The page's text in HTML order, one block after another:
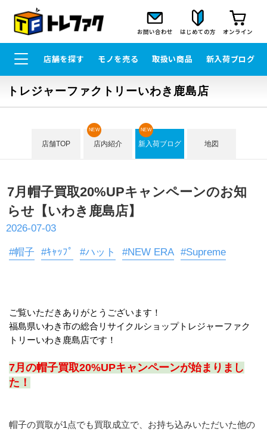
お問い合わせ はじめての方 オンライン
店舗を探す モノを売る 取扱い商品 新入荷ブログ
トレジャーファクトリーいわき鹿島店
店舗TOP 店内紹介
NEW
新入荷ブログ
NEW
地図
7月帽子買取20%UPキャンペーンのお知
らせ【いわき鹿島店】
2026-07-03
#帽子 #ｷｬｯﾌﾟ #ハット #NEW ERA #Supreme
ご覧いただきありがとうございます！
福島県いわき市の総合リサイクルショップトレジャーファク
トリーいわき鹿島店です！
7月の帽子買取20%UPキャンペーンが始まりまし
た！
帽子の買取が1点でも買取成立で、お持ち込みいただいた他の